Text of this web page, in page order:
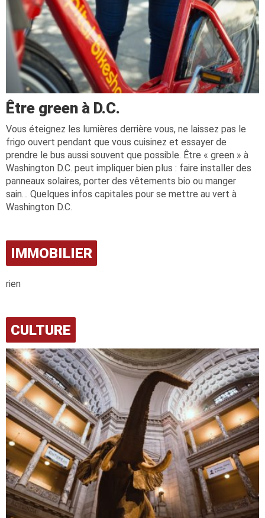
Être green à D.C.
Vous éteignez les lumières derrière vous, ne laissez pas le
frigo ouvert pendant que vous cuisinez et essayer de
prendre le bus aussi souvent que possible. Être « green » à
Washington D.C. peut impliquer bien plus : faire installer des
panneaux solaires, porter des vêtements bio ou manger
sain… Quelques infos capitales pour se mettre au vert à
Washington D.C.
IMMOBILIER
rien
CULTURE